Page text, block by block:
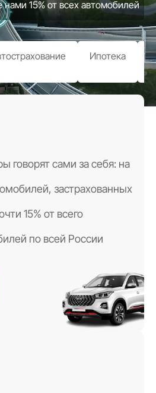
Ипотека
говорят сами за себя: на
застрахованных
15% от всего
по всей России
нами 15% от всех автомобилей